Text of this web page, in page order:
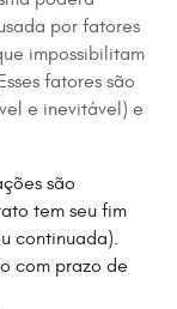
por fatores
impossibilitam
fatores são
e inevitável) e
são
tem seu fim
continuada).
com prazo de